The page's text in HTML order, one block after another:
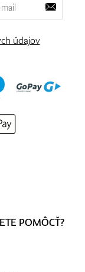
údajov
POMÔCŤ?